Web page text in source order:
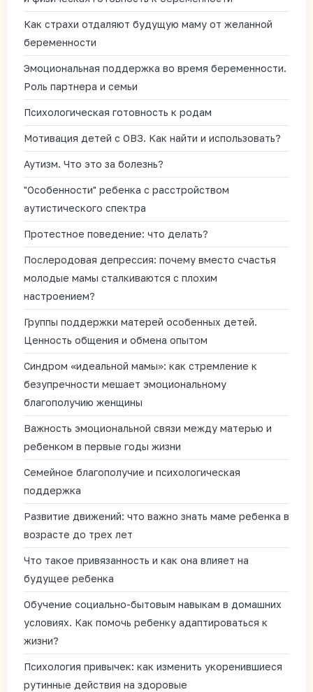
Как страхи отдаляют будущую маму от желанной
беременности
Эмоциональная поддержка во время беременности.
Роль партнера и семьи
Психологическая готовность к родам
Мотивация детей с ОВЗ. Как найти и использовать?
Аутизм. Что это за болезнь?
"Особенности" ребенка с расстройством
аутистического спектра
Протестное поведение: что делать?
Послеродовая депрессия: почему вместо счастья
молодые мамы сталкиваются с плохим
настроением?
Группы поддержки матерей особенных детей.
Ценность общения и обмена опытом
Синдром «идеальной мамы»: как стремление к
безупречности мешает эмоциональному
благополучию женщины
Важность эмоциональной связи между матерью и
ребенком в первые годы жизни
Семейное благополучие и психологическая
поддержка
Развитие движений: что важно знать маме ребенка в
возрасте до трех лет
Что такое привязанность и как она влияет на
будущее ребенка
Обучение социально-бытовым навыкам в домашних
условиях. Как помочь ребенку адаптироваться к
жизни?
Психология привычек: как изменить укоренившиеся
рутинные действия на здоровые